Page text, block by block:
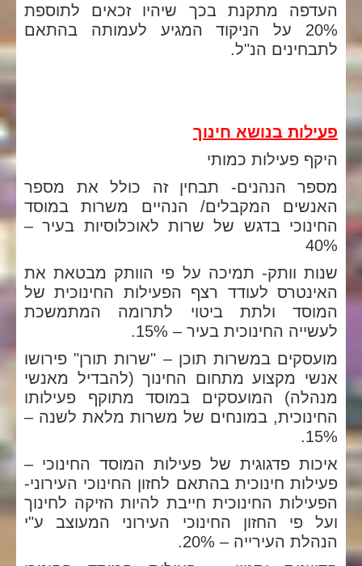
העדפה מתקנת בכך שיהיו זכאים לתוספת
20% על הניקוד המגיע לעמותה בהתאם
לתבחינים הנ"ל.
פעילות בנושא חינוך
היקף פעילות כמותי
מספר הנהנים- תבחין זה כולל את מספר
האנשים המקבלים/ הנהיים משרות במוסד
החינוכי בדגש של שרות לאוכלוסיות בעיר –
40%
שנות וותק- תמיכה על פי הוותק מבטאת את
האינטרס לעודד רצף הפעילות החינוכית של
המוסד ולתת ביטוי לתרומה המתמשכת
לעשייה החינוכית בעיר – 15%.
מועסקים במשרות תוכן – "שרות תורן" פירושו
אנשי מקצוע מתחום החינוך (להבדיל מאנשי
מנהלה) המועסקים במוסד מתוקף פעילותו
החינוכית, במונחים של משרות מלאת לשנה –
15%.
איכות פדגוגית של פעילות המוסד החינוכי –
פעילות חינוכית בהתאם לחזון החינוכי העירוני-
הפעילות החינוכית חייבת להיות הזיקה לחינוך
ועל פי החזון החינוכי העירוני המעוצב ע"י
הנהלת העירייה – 20%.